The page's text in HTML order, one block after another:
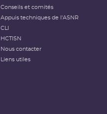
Conseils et comités
Appuis techniques de l'ASNR
CLI
HCTISN
Nous contacter
Liens utiles